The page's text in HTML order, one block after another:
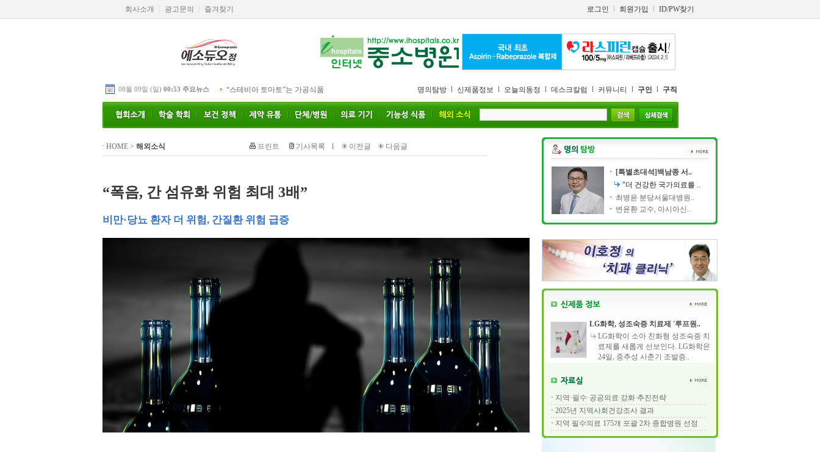
회사소개 광고문의 즐겨찾기 로그인 회원가입 ID/PW찾기
08월 09일 (일) 00:53 주요뉴스 “스테비아 토마토”는 가공식품 명의탐방 신제품정보 오늘의동정 데스크칼럼 커뮤니티 구인 구직
HOME> 해외소식 프린트 기사목록 l 이전글 다음글
“폭음, 간 섬유화 위험 최대 3배”
비만·당뇨 환자 더 위험, 간질환 위험 급증
[특별초대석]백남종 서..
"더 건강한 국가의료를 ..
최병윤 분당서울대병원..
변윤환 교수, 아시아신..
LG화학, 성조숙증 치료제 '루프원..
LG화학이 소아 친화형 성조숙증 치
료제를 새롭게 선보인다. LG화학은
24일, 중추성 사춘기 조발증..
지역·필수·공공의료 강화 추진전략
2025년 지역사회건강조사 결과
지역 필수의료 175개 포괄 2차 종합병원 선정